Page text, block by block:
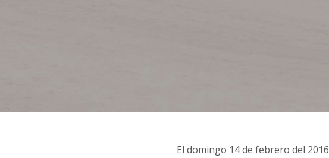
El domingo 14 de febrero del